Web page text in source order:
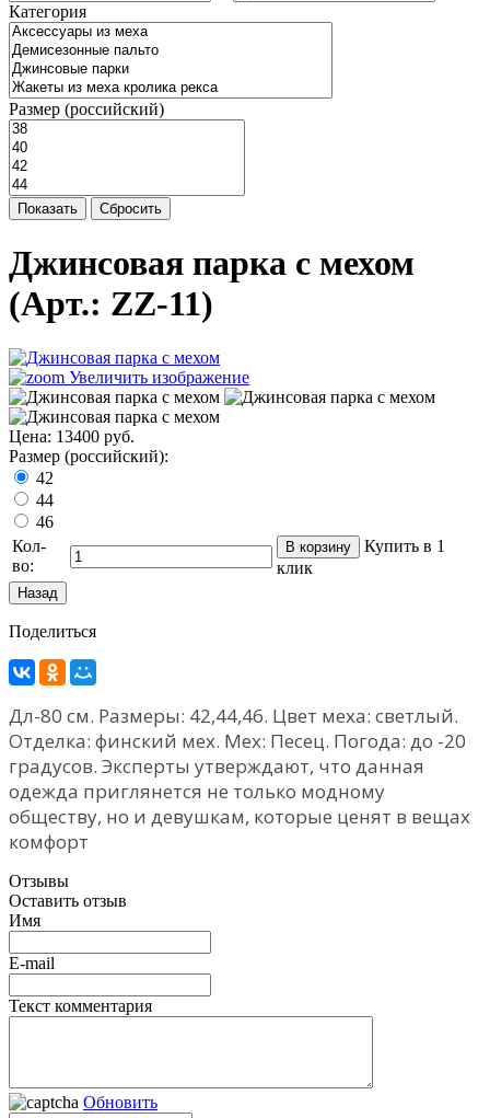
Категория
Размер (российский)
Показать Сбросить
Джинсовая парка с мехом
(Арт.: ZZ-11)
Увеличить изображение
Цена: 13400 руб.
Размер (российский):
42
44
46
Кол-
во:
Купить в 1
клик
Поделиться
Дл-80 см. Размеры: 42,44,46. Цвет меха: светлый.
Отделка: финский мех. Мех: Песец. Погода: до -20
градусов. Эксперты утверждают, что данная
одежда приглянется не только модному
обществу, но и девушкам, которые ценят в вещах
комфорт
Отзывы
Оставить отзыв
Имя
E-mail
Текст комментария
Обновить